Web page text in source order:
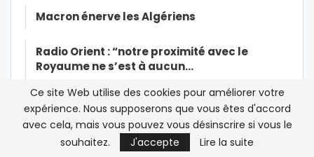
Macron énerve les Algériens
Radio Orient : “notre proximité avec le
Royaume ne s’est à aucun…
Hicham Alaoui* ou la nostalgie du
« Printemps (désenchantement) Arabe …
Mohammed VI ordonne’une opération
Ce site Web utilise des cookies pour améliorer votre
expérience. Nous supposerons que vous êtes d'accord
avec cela, mais vous pouvez vous désinscrire si vous le
souhaitez.
J'accepte Lire la suite